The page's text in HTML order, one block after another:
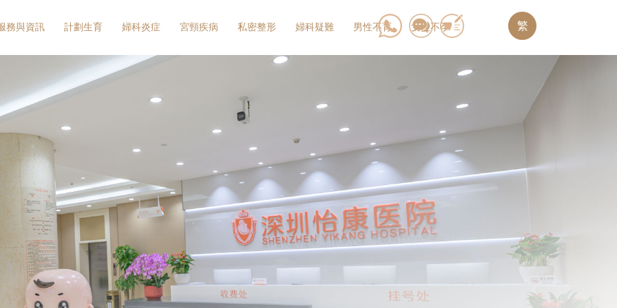
務與資訊 計劃生育 婦科炎症 宮頸疾病 私密整形 婦科疑難 男性不育 女性不孕 繁